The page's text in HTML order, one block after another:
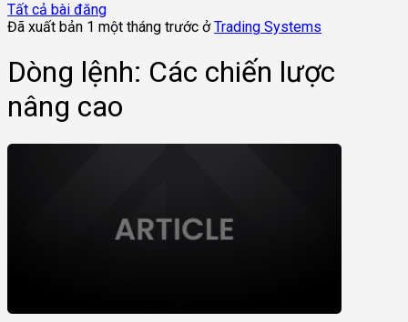
Tất cả bài đăng
Đã xuất bản 1 một tháng trước ở Trading Systems
Dòng lệnh: Các chiến lược
nâng cao